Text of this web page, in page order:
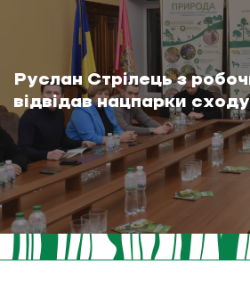
Руслан Стрілець з
відвідав нацпарки